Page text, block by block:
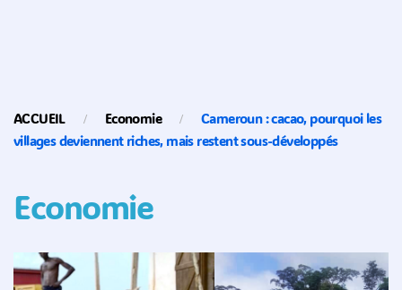
ACCUEIL Economie
Cameroun : cacao, pourquoi les
villages deviennent riches, mais restent sous-développés
Economie